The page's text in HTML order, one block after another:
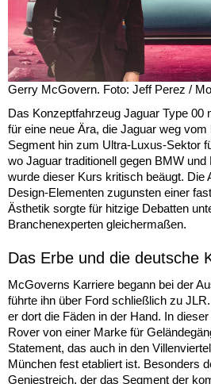
Gerry McGovern. Foto: Jeff Perez /
Das Konzeptfahrzeug Jaguar Type 00
für eine neue Ära, die Jaguar weg
Segment hin zum Ultra-Luxus-Sektor
wo Jaguar traditionell gegen BMW
wurde dieser Kurs kritisch beäugt. Die
Design-Elementen zugunsten einer
Ästhetik sorgte für hitzige Debatten
Branchenexperten gleichermaßen.
Das Erbe und die deutsche
McGoverns Karriere begann bei der
führte ihn über Ford schließlich zu
er dort die Fäden in der Hand. In
Rover von einer Marke für
Statement, das auch in den
München fest etabliert ist. Besonders
Geniestreich, der das Segment der